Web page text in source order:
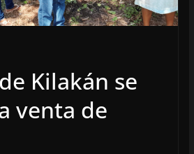
Kilakán se
venta de